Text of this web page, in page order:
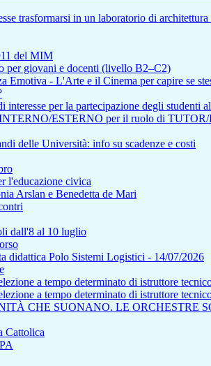
trasformarsi in un laboratorio di
del MIM
per giovani e docenti (livello B2–C2)
Emotiva - L'Arte e il Cinema per capire se
per la partecipazione degli
ESTERNO per il ruolo di TUTOR/
delle Università: info su scadenze e costi
l'educazione civica
Arslan e Benedetta de Mari
dall'8 al 10 luglio
Polo Sistemi Logistici - 14/07/2026
a tempo determinato di istruttore
a tempo determinato di istruttore
CHE SUONANO. LE ORCHESTRE
Cattolica